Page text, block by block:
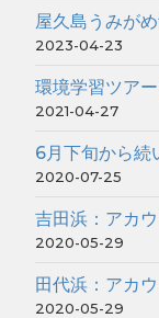
屋久島うみが
2023-04-23
環境学習ツア
2021-04-27
6月下旬から続
2020-07-25
吉田浜：アカ
2020-05-29
田代浜：アカ
2020-05-29